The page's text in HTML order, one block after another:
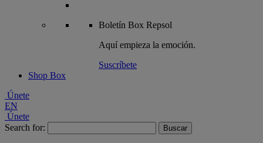
Boletín Box Repsol
Aquí empieza la emoción.
Suscríbete
Shop Box
Únete
EN
Únete
Search for: